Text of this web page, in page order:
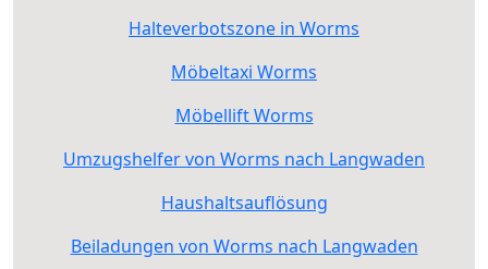
Halteverbotszone in Worms
Möbeltaxi Worms
Möbellift Worms
Umzugshelfer von Worms nach Langwaden
Haushaltsauflösung
Beiladungen von Worms nach Langwaden